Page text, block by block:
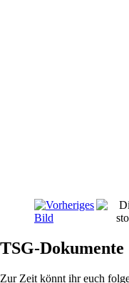
TSG-Dokumente
Zur Zeit könnt ihr euch